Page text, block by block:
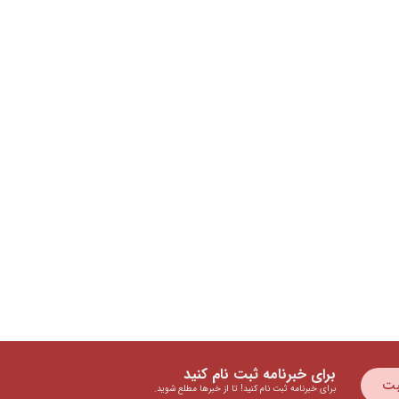
برای خبرنامه ثبت نام کنید
برای خبرنامه ثبت نام کنید! تا از خبرها مطلع شوید.